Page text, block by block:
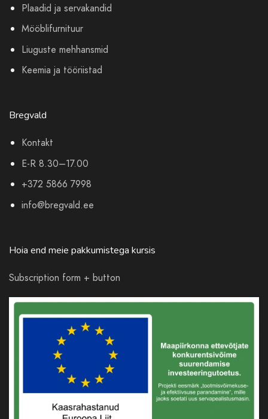
Plaadid ja servakandid
Mööblifurnituur
Liuguste mehhansmid
Keemia ja tööriistad
Bregvald
Kontakt
E-R 8.30–17.00
+372 5866 7998
info@bregvald.ee
Hoia end meie pakkumistega kursis
Subscription form + button